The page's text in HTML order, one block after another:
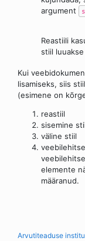
argument
Reastiili
stiil
Kui
lisamiseks, siis
(esimene on
reastiil
sisemine
väline stiil
elemente
määranud.
Arvutiteaduse